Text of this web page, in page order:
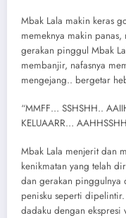
Mbak Lala makin keras
memeknya makin
gerakan pinggul Mbak
membanjir, nafasnya
mengejang.. bergetar
“MMFF… SSHSHH..
KELUAARR…
Mbak Lala menjerit dan
kenikmatan yang telah
dan gerakan pinggulnya
penisku seperti
dadaku dengan ekspresi